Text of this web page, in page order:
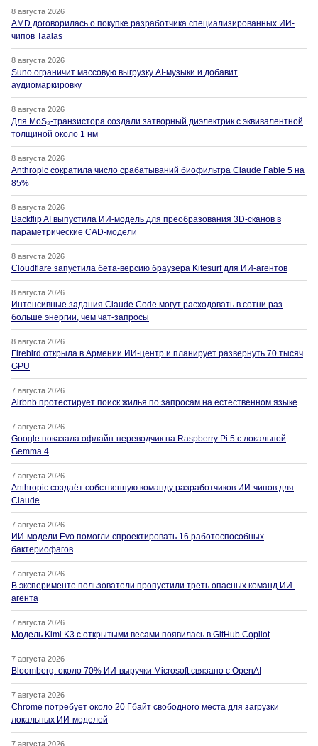
8 августа 2026
AMD договорилась о покупке разработчика специализированных ИИ-
чипов Taalas
8 августа 2026
Suno ограничит массовую выгрузку AI-музыки и добавит
аудиомаркировку
8 августа 2026
Для MoS₂-транзистора создали затворный диэлектрик с эквивалентной
толщиной около 1 нм
8 августа 2026
Anthropic сократила число срабатываний биофильтра Claude Fable 5 на
85%
8 августа 2026
Backflip AI выпустила ИИ-модель для преобразования 3D-сканов в
параметрические CAD-модели
8 августа 2026
Cloudflare запустила бета-версию браузера Kitesurf для ИИ-агентов
8 августа 2026
Интенсивные задания Claude Code могут расходовать в сотни раз
больше энергии, чем чат-запросы
8 августа 2026
Firebird открыла в Армении ИИ-центр и планирует развернуть 70 тысяч
GPU
7 августа 2026
Airbnb протестирует поиск жилья по запросам на естественном языке
7 августа 2026
Google показала офлайн-переводчик на Raspberry Pi 5 с локальной
Gemma 4
7 августа 2026
Anthropic создаёт собственную команду разработчиков ИИ-чипов для
Claude
7 августа 2026
ИИ-модели Evo помогли спроектировать 16 работоспособных
бактериофагов
7 августа 2026
В эксперименте пользователи пропустили треть опасных команд ИИ-
агента
7 августа 2026
Модель Kimi K3 с открытыми весами появилась в GitHub Copilot
7 августа 2026
Bloomberg: около 70% ИИ-выручки Microsoft связано с OpenAI
7 августа 2026
Chrome потребует около 20 Гбайт свободного места для загрузки
локальных ИИ-моделей
7 августа 2026